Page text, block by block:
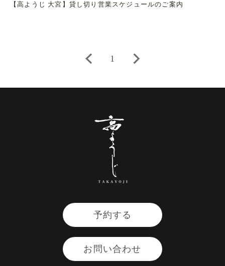
【高ようじ 大宮】貸し切り営業スケジュールのご案内
1
予約する
お問い合わせ